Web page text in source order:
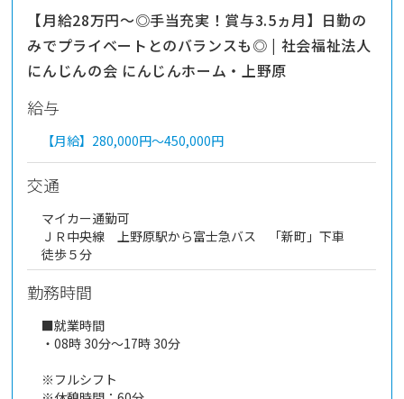
【月給28万円～◎手当充実！賞与3.5ヵ月】日勤の
みでプライベートとのバランスも◎ | 社会福祉法人
にんじんの会 にんじんホーム・上野原
給与
【月給】 280,000円～450,000円
交通
マイカー通勤可
ＪＲ中央線 上野原駅から富士急バス 「新町」下車
徒歩５分
勤務時間
■就業時間
・08時 30分～17時 30分
※フルシフト